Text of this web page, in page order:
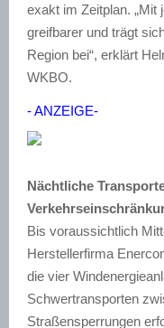
exakt im Zeitplan. „Mit
greifbarer und trägt
Region bei“, erklärt
WKBO.
- ANZEIGE-
Nächtliche
Bis voraussichtlich
Herstellerfirma
die vier
Schwertransporten
Straßensperrungen